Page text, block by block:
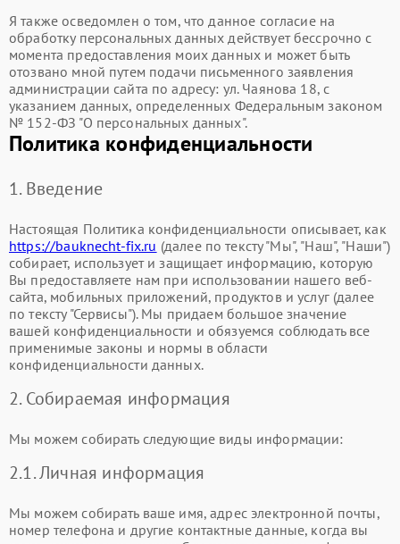
Я также осведомлен о том, что данное согласие на
обработку персональных данных действует бессрочно с
момента предоставления моих данных и может быть
отозвано мной путем подачи письменного заявления
администрации сайта по адресу: ул. Чаянова 18, с
указанием данных, определенных Федеральным законом
№ 152-ФЗ "О персональных данных".
Политика конфиденциальности
1. Введение
Настоящая Политика конфиденциальности описывает, как
https://bauknecht-fix.ru (далее по тексту "Мы", "Наш", "Наши")
собирает, использует и защищает информацию, которую
Вы предоставляете нам при использовании нашего веб-
сайта, мобильных приложений, продуктов и услуг (далее
по тексту "Сервисы"). Мы придаем большое значение
вашей конфиденциальности и обязуемся соблюдать все
применимые законы и нормы в области
конфиденциальности данных.
2. Собираемая информация
Мы можем собирать следующие виды информации:
2.1. Личная информация
Мы можем собирать ваше имя, адрес электронной почты,
номер телефона и другие контактные данные, когда вы